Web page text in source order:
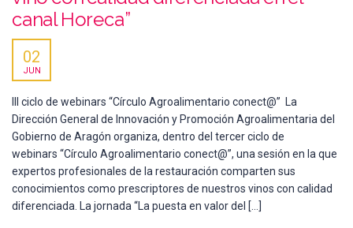
canal Horeca”
02
JUN
III ciclo de webinars “Círculo Agroalimentario conect@” La
Dirección General de Innovación y Promoción Agroalimentaria del
Gobierno de Aragón organiza, dentro del tercer ciclo de
webinars “Círculo Agroalimentario conect@”, una sesión en la que
expertos profesionales de la restauración comparten sus
conocimientos como prescriptores de nuestros vinos con calidad
diferenciada. La jornada “La puesta en valor del […]